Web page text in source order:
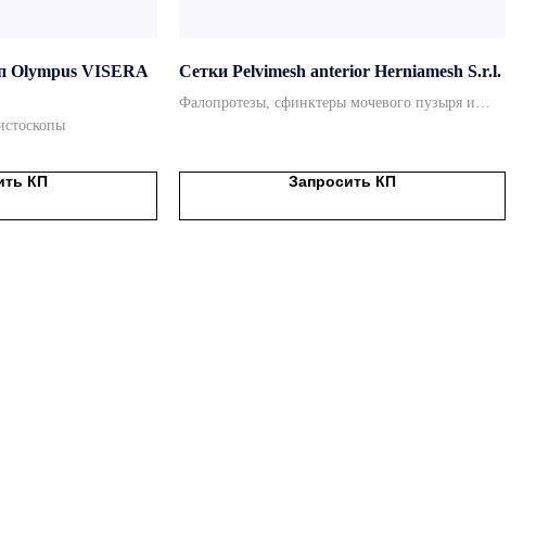
Olympus VISERA
КП
Сетки Pelvimesh anterior Herniamesh S.r.l.
Фалопротезы, сфинктеры мочевого пузыря и
Запросить КП